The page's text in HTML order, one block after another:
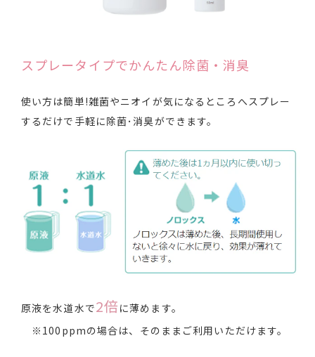
スプレータイプでかんたん除菌・消臭
使い方は簡単!雑菌やニオイが気になるところへスプレー
するだけで手軽に除菌･消臭ができます。
原液を水道水で2倍 に薄めます。
※100ppmの場合は、そのままご利用いただけます。